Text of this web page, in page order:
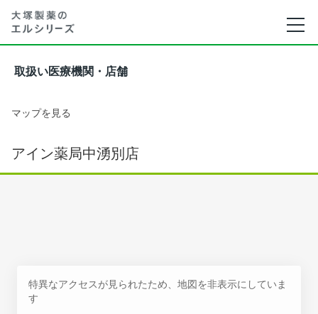
取扱い医療機関・店舗
マップを見る
アイン薬局中湧別店
特異なアクセスが見られたため、地図を非表示にしていま
す